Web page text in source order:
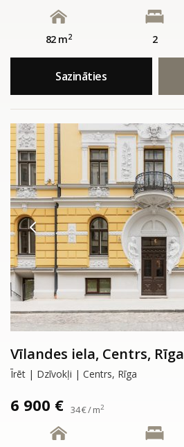
82 m2 2
Sazināties
Vīlandes iela, Centrs, Rīga
Īrēt | Dzīvokļi | Centrs, Rīga
6 900 € 34 € / m2